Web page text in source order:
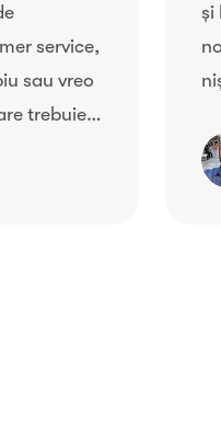
service,
sau vreo
trebuie
și